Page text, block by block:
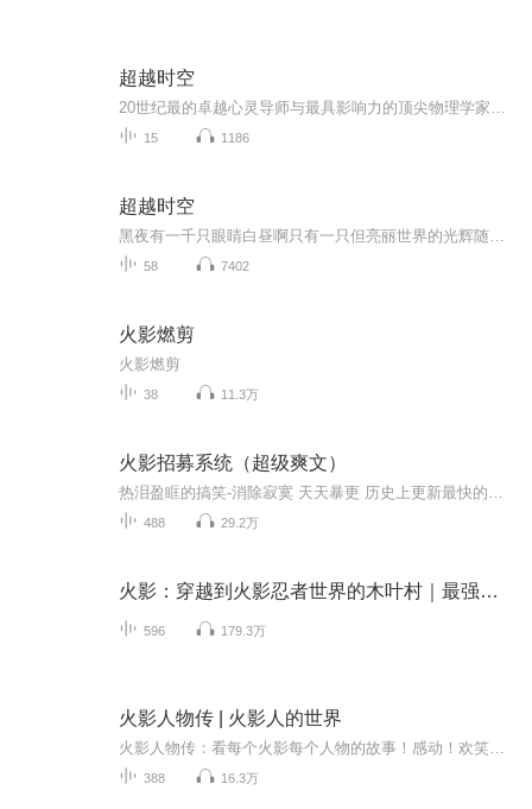
超越时空
15 1186
超越时空
58 7402
火影燃剪
火影燃剪
38 11.3万
火影招募系统（超级爽文）
488 29.2万
火影：穿越到火影忍者世界的木叶村｜最强火影诞生
596 179.3万
火影人物传 | 火影人的世界
388 16.3万